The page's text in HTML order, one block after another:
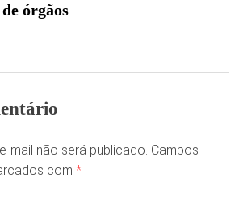
órgãos
mail não será publicado. Campos
com *